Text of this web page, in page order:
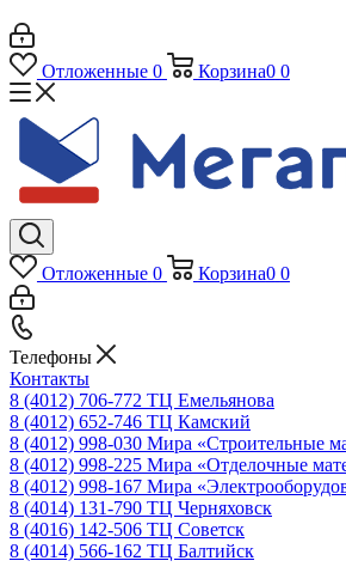
Отложенные 0 Корзина0 0
Отложенные 0 Корзина0 0
Телефоны
Контакты
8 (4012) 706-772 ТЦ Емельянова
8 (4012) 652-746 ТЦ Камский
8 (4012) 998-030 Мира «Строительные
8 (4012) 998-225 Мира «Отделочные
8 (4012) 998-167 Мира
8 (4014) 131-790 ТЦ Черняховск
8 (4016) 142-506 ТЦ Советск
8 (4014) 566-162 ТЦ Балтийск